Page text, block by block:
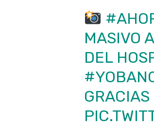
MASIVO
DEL
GRACIAS